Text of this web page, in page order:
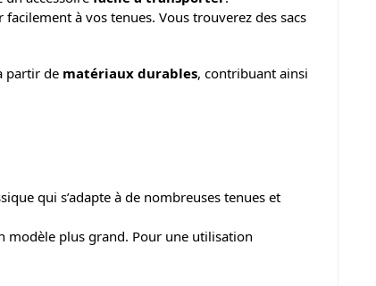
à vos tenues. Vous trouverez des sacs
partir de matériaux durables, contribuant ainsi
qui s’adapte à de nombreuses tenues et
modèle plus grand. Pour une utilisation